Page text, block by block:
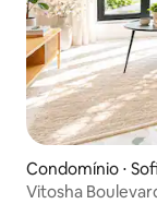
Condomínio ⋅
Vitosha